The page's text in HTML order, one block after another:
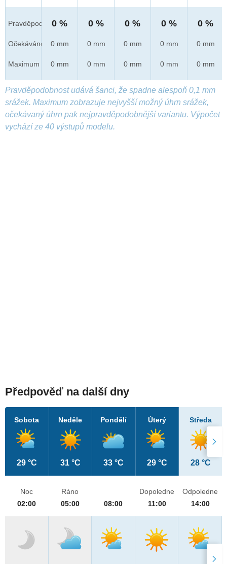
Pravděpod.
Očekáváno
Maximum
0 %
0 mm
0 mm
0 %
0 mm
0 mm
0 %
0 mm
0 mm
0 %
0 mm
0 mm
0 %
0 mm
0 mm
Pravděpodobnost udává šanci, že spadne alespoň 0,1 mm
srážek. Maximum zobrazuje nejvyšší možný úhrn srážek,
očekávaný úhrn pak nejpravděpodobnější variantu. Výpočet
vychází ze 40 výstupů modelu.
Předpověď na další dny
Sobota
29 °C
Neděle
31 °C
Pondělí
33 °C
Úterý
29 °C
Středa
28 °C
Noc
02:00
Ráno
05:00
08:00
Dopoledne
11:00
Odpoledne
14:00